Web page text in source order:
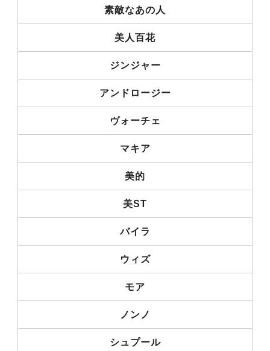
素敵なあの人
美人百花
ジンジャー
アンドロージー
ヴォーチェ
マキア
美的
美ST
バイラ
ウィズ
モア
ノンノ
シュプール